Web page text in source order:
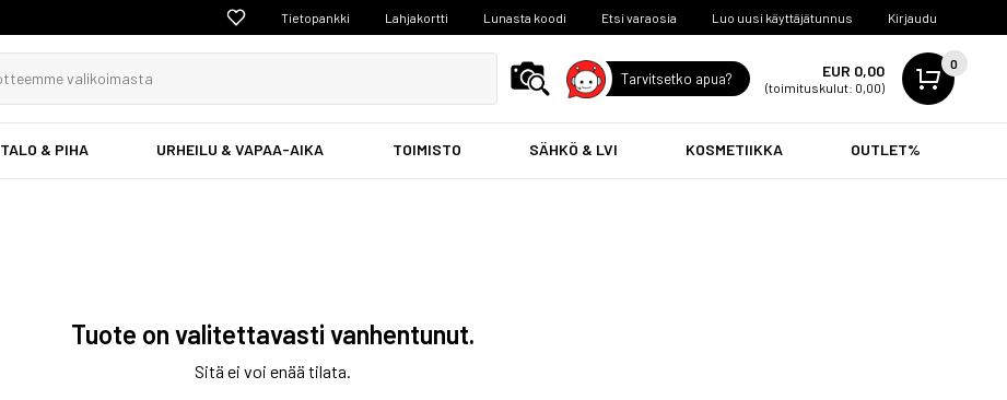
Tietopankki Lahjakortti Lunasta koodi Etsi varaosia Luo uusi käyttäjätunnus Kirjaudu
Tarvitsetko apua? EUR 0,00
(toimituskulut: 0,00)
0
TALO & PIHA URHEILU & VAPAA-AIKA TOIMISTO SÄHKÖ & LVI KOSMETIIKKA OUTLET%
Tuote on valitettavasti vanhentunut.
Sitä ei voi enää tilata.